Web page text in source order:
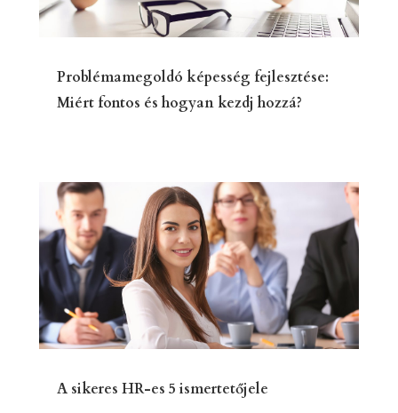
Problémamegoldó képesség fejlesztése:
Miért fontos és hogyan kezdj hozzá?
A sikeres HR-es 5 ismertetőjele